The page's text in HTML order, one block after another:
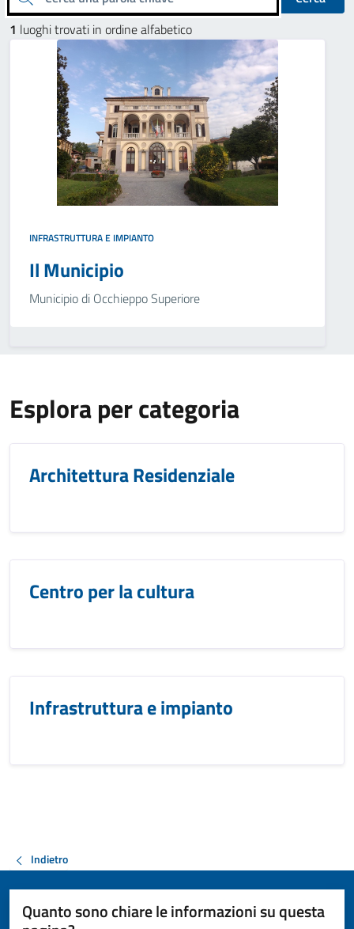
1 luoghi trovati in ordine alfabetico
INFRASTRUTTURA E IMPIANTO
Il Municipio
Municipio di Occhieppo Superiore
Esplora per categoria
Architettura Residenziale
Centro per la cultura
Infrastruttura e impianto
Indietro
Quanto sono chiare le informazioni su questa